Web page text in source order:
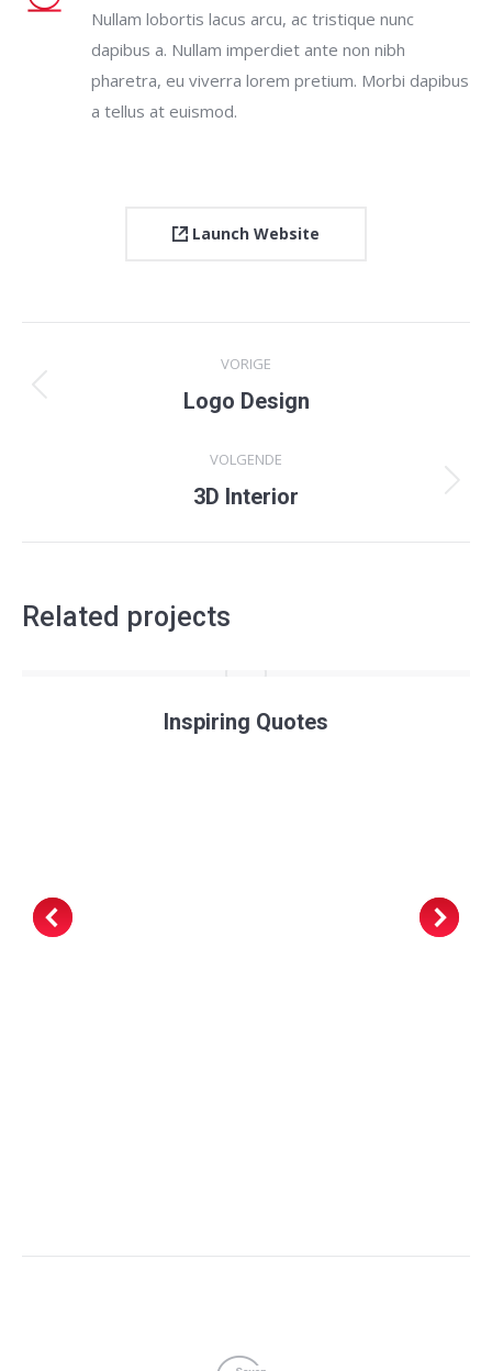
Nullam lobortis lacus arcu, ac tristique nunc
dapibus a. Nullam imperdiet ante non nibh
pharetra, eu viverra lorem pretium. Morbi dapibus
a tellus at euismod.
Launch Website
navigation
VORIGE
Previous
Logo Design
VOLGENDE
Next
3D Interior
Related projects
Inspiring Quotes